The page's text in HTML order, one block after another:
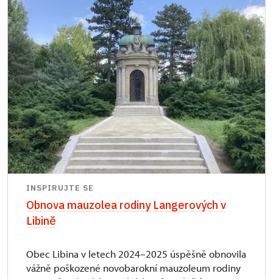
INSPIRUJTE SE
Obnova mauzolea rodiny Langerových v
Libině
Obec Libina v letech 2024–2025 úspěšně obnovila
vážně poškozené novobarokní mauzoleum rodiny